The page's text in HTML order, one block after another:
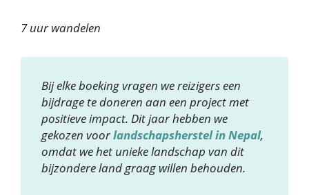
7 uur wandelen
Bij elke boeking vragen we reizigers een
bijdrage te doneren aan een project met
positieve impact. Dit jaar hebben we
gekozen voorlandschapsherstel in Nepal,
omdat we het unieke landschap van dit
bijzondere land graag willen behouden.